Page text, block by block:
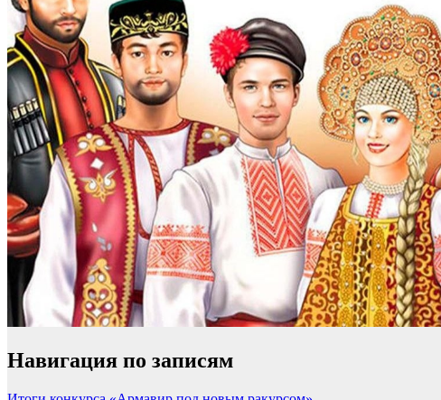
Навигация по записям